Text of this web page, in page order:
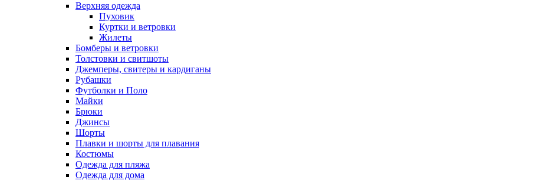
Верхняя одежда
Пуховик
Куртки и ветровки
Жилеты
Бомберы и ветровки
Толстовки и свитшоты
Джемперы, свитеры и кардиганы
Рубашки
Футболки и Поло
Майки
Брюки
Джинсы
Шорты
Плавки и шорты для плавания
Костюмы
Одежда для пляжа
Одежда для дома